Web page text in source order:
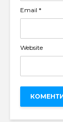
Email *
Website